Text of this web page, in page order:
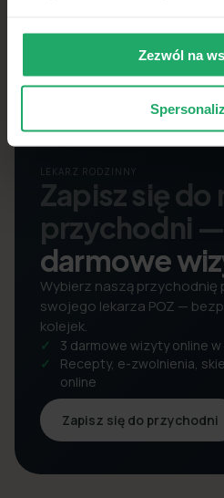
Zezwól na
LEKARZ RODZINNY
Zapisz się do
przychodni
darmowe
Wybierz naszą przychodnię
swojego lekarza POZ —
kolejek.
3 darmowe wizyty online
Recepty, e-zwolnienia,
online
Zapisz się do przychodni